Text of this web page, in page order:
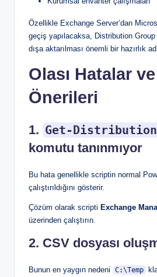
Özellikle Exchange Server’dan
geçiş yapılacaksa, Distribution
dışa aktarılması önemli bir hazırlık
Olası Hatalar
Önerileri
1. Get-
komutu tanınmıyor
Bu hata genellikle scriptin normal
çalıştırıldığını gösterir.
Çözüm olarak scripti Exchange
üzerinden çalıştırın.
2. CSV dosyası
Bunun en yaygın nedeni C:\Temp